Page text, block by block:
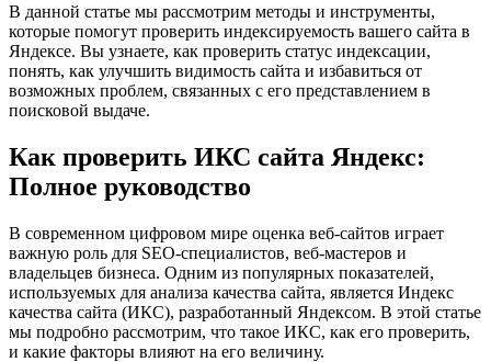
В данной статье мы рассмотрим методы и инструменты,
которые помогут проверить индексируемость вашего сайта в
Яндексе. Вы узнаете, как проверить статус индексации,
понять, как улучшить видимость сайта и избавиться от
возможных проблем, связанных с его представлением в
поисковой выдаче.
Как проверить ИКС сайта Яндекс:
Полное руководство
В современном цифровом мире оценка веб-сайтов играет
важную роль для SEO-специалистов, веб-мастеров и
владельцев бизнеса. Одним из популярных показателей,
используемых для анализа качества сайта, является Индекс
качества сайта (ИКС), разработанный Яндексом. В этой статье
мы подробно рассмотрим, что такое ИКС, как его проверить,
и какие факторы влияют на его величину.